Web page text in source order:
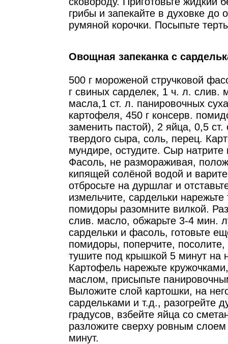
грибы и запекайте в духовке до
румяной корочки. Посыпьте
Овощная запеканка с
500 г мороженой стручковой
г свиных сарделек, 1 ч. л. слив.
масла,1 ст. л. панировочных
картофеля, 450 г консерв.
заменить пастой), 2 яйца, 0,5 ст.
твердого сыра, соль, перец.
мундире, остудите. Сыр натрите
Фасоль, не размораживая,
кипящей солёной водой и
отбросьте на дуршлаг и
измельчите, сардельки
помидоры разомните вилкой.
слив. масло, обжарьте 3-4 мин.
сардельки и фасоль, готовьте
помидоры, поперчите,
тушите под крышкой 5 минут на
Картофель нарежьте
маслом, присыпьте
Выложите слой картошки, на
сардельками и т.д., разогрейте
градусов, взбейте яйца со
разложите сверху ровным слоем
минут.